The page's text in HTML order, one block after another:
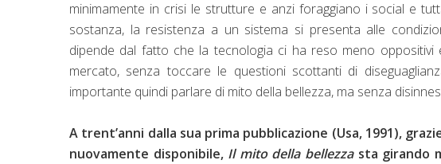
minimamente in crisi le strutture e anzi foraggiano i social e
sostanza, la resistenza a un sistema si presenta alle
dipende dal fatto che la tecnologia ci ha reso meno
mercato, senza toccare le questioni scottanti di
importante quindi parlare di mito della bellezza, ma senza
A trent’anni dalla sua prima pubblicazione (Usa, 1991),
nuovamente disponibile, Il mito della bellezzasta girando